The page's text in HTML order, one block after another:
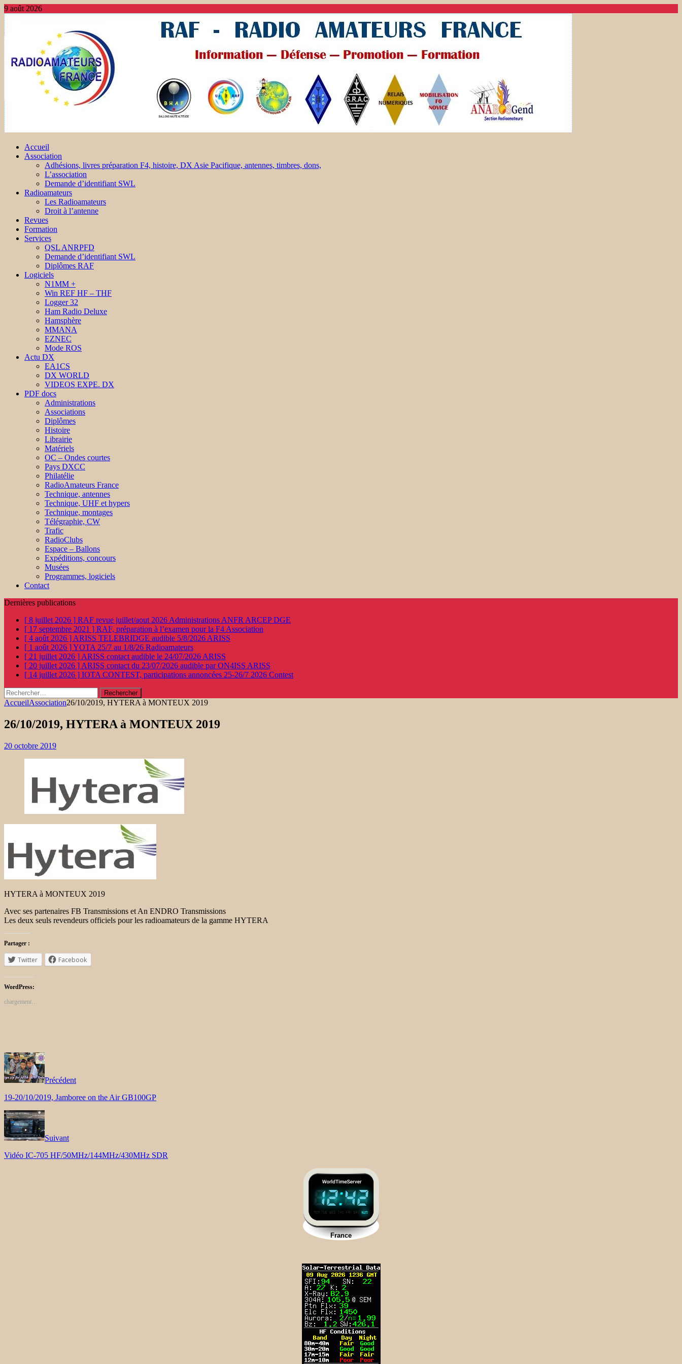
9 août 2026
Accueil
Association
Adhésions, livres préparation F4, histoire, DX Asie Pacifique, antennes, timbres, dons,
L’association
Demande d’identifiant SWL
Radioamateurs
Les Radioamateurs
Droit à l’antenne
Revues
Formation
Services
QSL ANRPFD
Demande d’identifiant SWL
Diplômes RAF
Logiciels
N1MM +
Win REF HF – THF
Logger 32
Ham Radio Deluxe
Hamsphère
MMANA
EZNEC
Mode ROS
Actu DX
EA1CS
DX WORLD
VIDEOS EXPE. DX
PDF docs
Administrations
Associations
Diplômes
Histoire
Librairie
Matériels
OC – Ondes courtes
Pays DXCC
Philatélie
RadioAmateurs France
Technique, antennes
Technique, UHF et hypers
Technique, montages
Télégraphie, CW
Trafic
RadioClubs
Espace – Ballons
Expéditions, concours
Musées
Programmes, logiciels
Contact
Dernières publications
[ 8 juillet 2026 ] RAF revue juillet/aout 2026 Administrations ANFR ARCEP DGE
[ 17 septembre 2021 ] RAF, préparation à l’examen pour la F4 Association
[ 4 août 2026 ] ARISS TELEBRIDGE audible 5/8/2026 ARISS
[ 1 août 2026 ]YOTA 25/7 au 1/8/26 Radioamateurs
[ 21 juillet 2026 ] ARISS contact audible le 24/07/2026 ARISS
[ 20 juillet 2026 ] ARISS contact du 23/07/2026 audible par ON4ISS ARISS
[ 14 juillet 2026 ] IOTA CONTEST, participations annoncées 25-26/7 2026 Contest
Rechercher :
AccueilAssociation26/10/2019, HYTERA à MONTEUX 2019
26/10/2019, HYTERA à MONTEUX 2019
20 octobre 2019
HYTERA à MONTEUX 2019
Avec ses partenaires FB Transmissions et An ENDRO Transmissions
Les deux seuls revendeurs officiels pour les radioamateurs de la gamme HYTERA
Partager :
Twitter Facebook
WordPress:
chargement…
Précédent
19-20/10/2019, Jamboree on the Air GB100GP
Suivant
Vidéo IC-705 HF/50MHz/144MHz/430MHz SDR